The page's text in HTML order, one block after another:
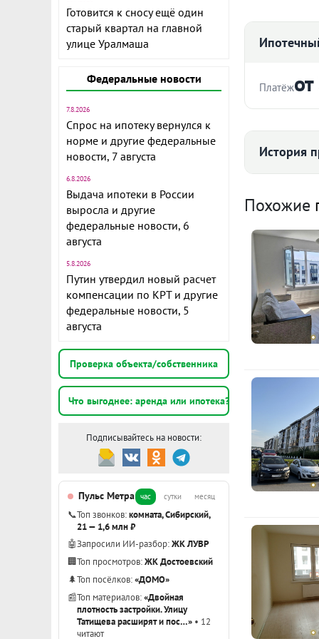
Готовится к сносу ещё один
старый квартал на главной
улице Уралмаша
Федеральные новости
7.8.2026
Спрос на ипотеку вернулся к
норме и другие федеральные
новости, 7 августа
6.8.2026
Выдача ипотеки в России
выросла и другие
федеральные новости, 6
августа
5.8.2026
Путин утвердил новый расчет
компенсации по КРТ и другие
федеральные новости, 5
августа
Проверка объекта/собственника
Что выгоднее: аренда или ипотека?
Подписывайтесь на новости:
Пульс Метра час сутки месяц
📞Топ звонков:комната, Сибирский,
21 — 1,6 млн ₽
🤖Запросили ИИ-разбор:ЖК ЛУВР
🏢Топ просмотров:ЖК Достоевский
🌲Топ посёлков:«ДОМО»
📰Топ материалов:«Двойная
плотность застройки. Улицу
Татищева расширят и пос…» • 12
читают
лоджия!
Окна
2021.
Материал
полностью
Квартира
шаговой
школа 10
взрослый
ID объекта
Платёж
Расчёт по
История
122
II
Показать
Похожие